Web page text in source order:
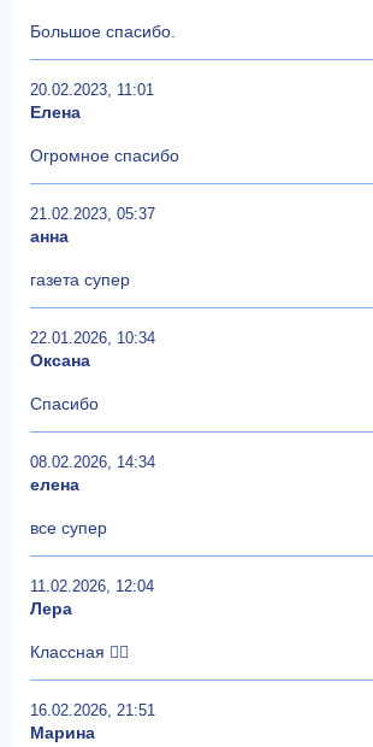
Большое спасибо.
20.02.2023, 11:01
Елена
Огромное спасибо
21.02.2023, 05:37
анна
газета супер
22.01.2026, 10:34
Оксана
Спасибо
08.02.2026, 14:34
елена
все супер
11.02.2026, 12:04
Лера
Классная 👍🏻
16.02.2026, 21:51
Марина